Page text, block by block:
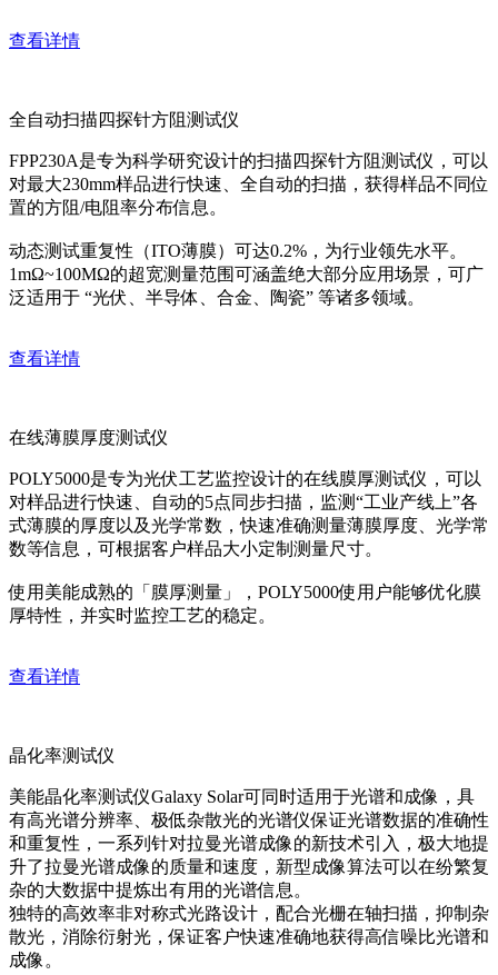
查看详情
全自动扫描四探针方阻测试仪
FPP230A是专为科学研究设计的扫描四探针方阻测试仪，可以
对最大230mm样品进行快速、全自动的扫描，获得样品不同位
置的方阻/电阻率分布信息。
动态测试重复性（ITO薄膜）可达0.2%，为行业领先水平。
1mΩ~100MΩ的超宽测量范围可涵盖绝大部分应用场景，可广
泛适用于 “光伏、半导体、合金、陶瓷” 等诸多领域。
查看详情
在线薄膜厚度测试仪
POLY5000是专为光伏工艺监控设计的在线膜厚测试仪，可以
对样品进行快速、自动的5点同步扫描，监测“工业产线上”各
式薄膜的厚度以及光学常数，快速准确测量薄膜厚度、光学常
数等信息，可根据客户样品大小定制测量尺寸。
使用美能成熟的「膜厚测量」，POLY5000使用户能够优化膜
厚特性，并实时监控工艺的稳定。
查看详情
晶化率测试仪
美能晶化率测试仪Galaxy Solar可同时适用于光谱和成像，具
有高光谱分辨率、极低杂散光的光谱仪保证光谱数据的准确性
和重复性，一系列针对拉曼光谱成像的新技术引入，极大地提
升了拉曼光谱成像的质量和速度，新型成像算法可以在纷繁复
杂的大数据中提炼出有用的光谱信息。
独特的高效率非对称式光路设计，配合光栅在轴扫描，抑制杂
散光，消除衍射光，保证客户快速准确地获得高信噪比光谱和
成像。